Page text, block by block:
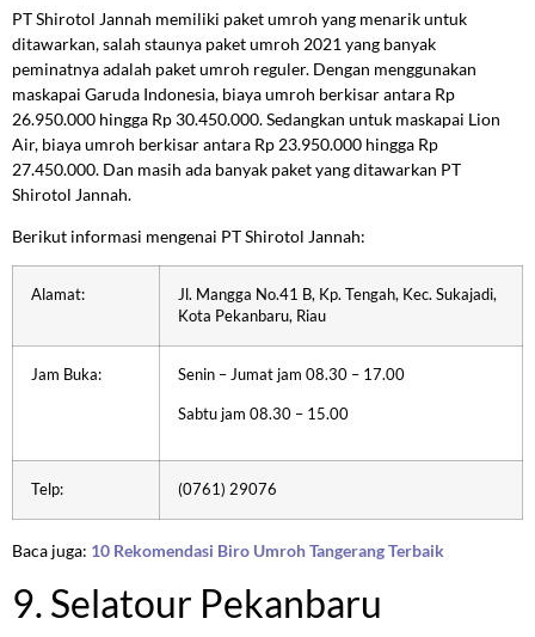
PT Shirotol Jannah memiliki paket umroh yang menarik untuk
ditawarkan, salah staunya paket umroh 2021 yang banyak
peminatnya adalah paket umroh reguler. Dengan menggunakan
maskapai Garuda Indonesia, biaya umroh berkisar antara Rp
26.950.000 hingga Rp 30.450.000. Sedangkan untuk maskapai Lion
Air, biaya umroh berkisar antara Rp 23.950.000 hingga Rp
27.450.000. Dan masih ada banyak paket yang ditawarkan PT
Shirotol Jannah.
Berikut informasi mengenai PT Shirotol Jannah:
Alamat:
Jl. Mangga No.41 B, Kp. Tengah, Kec. Sukajadi,
Kota Pekanbaru, Riau
Jam Buka: Senin – Jumat jam 08.30 – 17.00
Sabtu jam 08.30 – 15.00
Telp: (0761) 29076
Baca juga: 10 Rekomendasi Biro Umroh Tangerang Terbaik
9. Selatour Pekanbaru